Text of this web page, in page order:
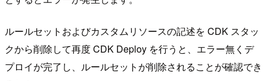
ルールセットおよびカスタムリソースの記述を CDK スタッ
クから削除して再度 CDK Deploy を行うと、エラー無くデ
プロイが完了し、ルールセットが削除されることが確認でき